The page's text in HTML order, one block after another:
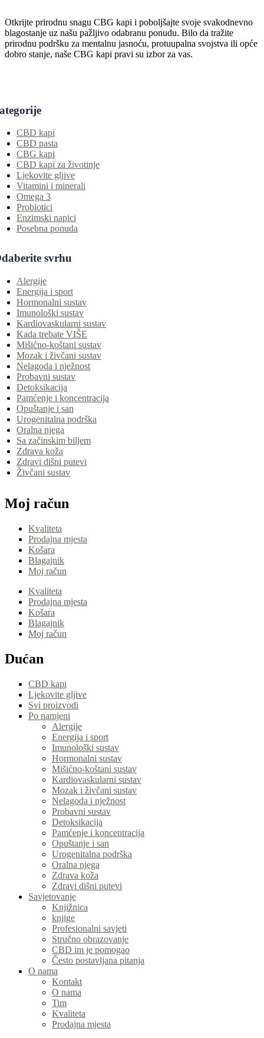
Otkrijte prirodnu snagu CBG kapi i poboljšajte svoje svakodnevno
blagostanje uz našu pažljivo odabranu ponudu. Bilo da tražite
prirodnu podršku za mentalnu jasnoću, protuupalna svojstva ili opće
dobro stanje, naše CBG kapi pravi su izbor za vas.
CBD kapi
CBD pasta
CBG kapi
CBD kapi za životinje
Ljekovite gljive
Vitamini i minerali
Omega 3
Probiotici
Enzimski napici
Posebna ponuda
svrhu
Alergije
Energija i sport
Hormonalni sustav
Imunološki sustav
Kardiovaskularni sustav
Kada trebate VIŠE
Mišićno-koštani sustav
Mozak i živčani sustav
Nelagoda i nježnost
Probavni sustav
Detoksikacija
Pamćenje i koncentracija
Opuštanje i san
Urogenitalna podrška
Oralna njega
Sa začinskim biljem
Zdrava koža
Zdravi dišni putevi
Živčani sustav
Moj račun
Kvaliteta
Prodajna mjesta
Košara
Blagajnik
Moj račun
Kvaliteta
Prodajna mjesta
Košara
Blagajnik
Moj račun
Dućan
CBD kapi
Ljekovite gljive
Svi proizvodi
Po namjeni
Alergije
Energija i sport
Imunološki sustav
Hormonalni sustav
Mišićno-koštani sustav
Kardiovaskularni sustav
Mozak i živčani sustav
Nelagoda i nježnost
Probavni sustav
Detoksikacija
Pamćenje i koncentracija
Opuštanje i san
Urogenitalna podrška
Oralna njega
Zdrava koža
Zdravi dišni putevi
Savjetovanje
Knjižnica
knjige
Profesionalni savjeti
Stručno obrazovanje
CBD im je pomogao
Često postavljana pitanja
O nama
Kontakt
O nama
Tim
Kvaliteta
Prodajna mjesta